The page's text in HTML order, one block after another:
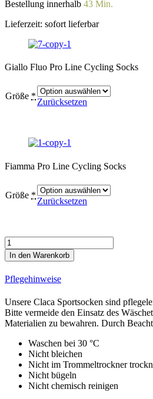
Bestellung innerhalb 43 Min.
Lieferzeit: sofort lieferbar
Giallo Fluo Pro Line Cycling Socks
Größe *
Zurücksetzen
Fiamma Pro Line Cycling Socks
Größe *
Zurücksetzen
Glow
Bundle
Pro
Cycling
Menge
In den Warenkorb
Pflegehinweise
Unsere Claca Sportsocken sind
Bitte vermeide den Einsatz des
Materialien zu bewahren. Durch
Waschen bei 30 °C
Nicht bleichen
Nicht im Trommeltrockner
Nicht bügeln
Nicht chemisch reinigen